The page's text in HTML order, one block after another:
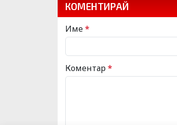
КОМЕНТИРАЙ
Име*
Коментар*